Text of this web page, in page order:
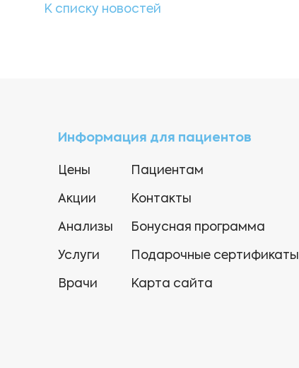
К списку новостей
Информация для пациентов
Цены
Акции
Анализы
Услуги
Врачи
Пациентам
Контакты
Бонусная программа
Подарочные сертификаты
Карта сайта